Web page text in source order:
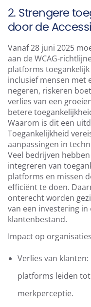
2. Strengere
door de
Vanaf 28 juni 2025
aan de WCAG-
platforms
inclusief mensen met
negeren, riskeren
verlies van een
betere
Waarom is dit een
Toegankelijkheid
aanpassingen in
Veel bedrijven
integreren van
platforms en missen
efficiënt te doen.
onterecht worden
van een investering
klantenbestand.
Impact op
Verlies van
platforms leiden
merkperceptie.